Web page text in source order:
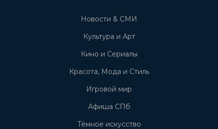
Новости & СМИ
Культура и Арт
Кино и Сериалы
Красота, Мода и Стиль
Игровой мир
Афиша СПб
Тёмное искусство